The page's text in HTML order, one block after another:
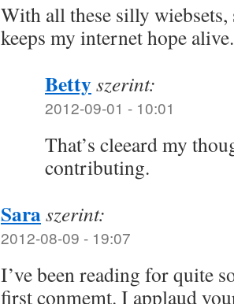
With all these silly wiebsets,
keeps my internet hope alive.
Bettyszerint:
2012-09-01 - 10:01
That’s cleeard my
contributing.
Saraszerint:
2012-08-09 - 19:07
I’ve been reading for quite
first conmemt. I applaud